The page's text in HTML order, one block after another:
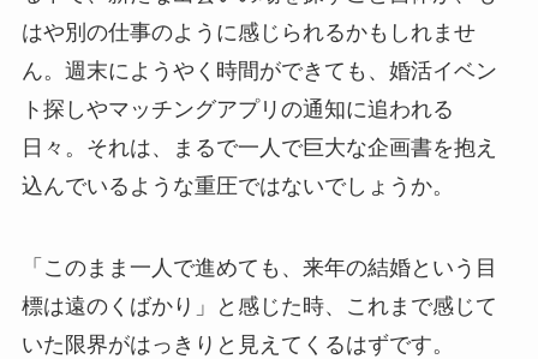
はや別の仕事のように感じられるかもしれませ
ん。週末にようやく時間ができても、婚活イベン
ト探しやマッチングアプリの通知に追われる
日々。それは、まるで一人で巨大な企画書を抱え
込んでいるような重圧ではないでしょうか。
「このまま一人で進めても、来年の結婚という目
標は遠のくばかり」と感じた時、これまで感じて
いた限界がはっきりと見えてくるはずです。